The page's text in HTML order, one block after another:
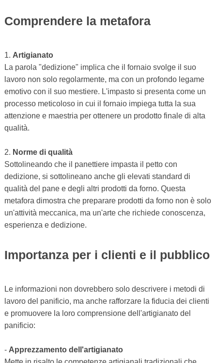
Comprendere la metafora
1. Artigianato
La parola "dedizione" implica che il fornaio svolge il suo
lavoro non solo regolarmente, ma con un profondo legame
emotivo con il suo mestiere. L'impasto si presenta come un
processo meticoloso in cui il fornaio impiega tutta la sua
attenzione e maestria per ottenere un prodotto finale di alta
qualità.
2. Norme di qualità
Sottolineando che il panettiere impasta il petto con
dedizione, si sottolineano anche gli elevati standard di
qualità del pane e degli altri prodotti da forno. Questa
metafora dimostra che preparare prodotti da forno non è solo
un'attività meccanica, ma un'arte che richiede conoscenza,
esperienza e dedizione.
Importanza per i clienti e il pubblico
Le informazioni non dovrebbero solo descrivere i metodi di
lavoro del panificio, ma anche rafforzare la fiducia dei clienti
e promuovere la loro comprensione dell'artigianato del
panificio:
- Apprezzamento dell'artigianato